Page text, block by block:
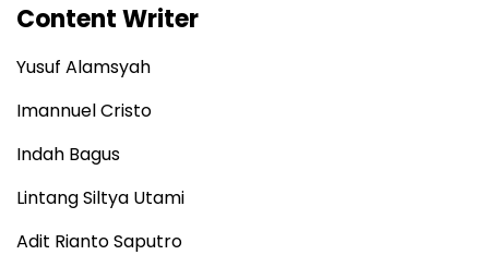
Content Writer
Yusuf Alamsyah
Imannuel Cristo
Indah Bagus
Lintang Siltya Utami
Adit Rianto Saputro